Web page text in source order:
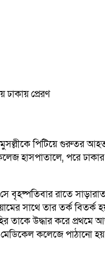
পিটিয়ে গুরুতর
হাসপাতালে, পরে
বৃহষ্পতিবার রাতে
সাথে তার তর্ক
উদ্ধার করে প্রথমে
কলেজে পাঠানো